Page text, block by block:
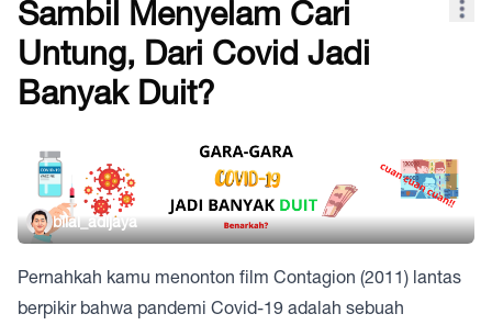
Sambil Menyelam Cari
Untung, Dari Covid Jadi
Banyak Duit?
bilal_adijaya
Pernahkah kamu menonton film Contagion (2011) lantas
berpikir bahwa pandemi Covid-19 adalah sebuah